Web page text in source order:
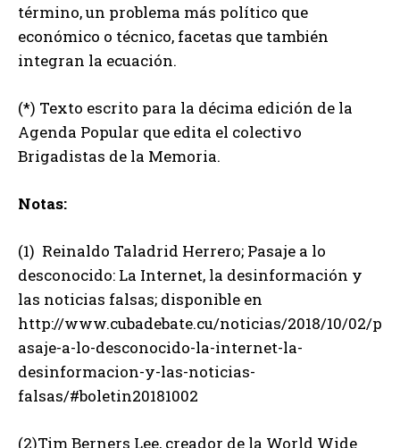
término, un problema más político que
económico o técnico, facetas que también
integran la ecuación.
(*) Texto escrito para la décima edición de la
Agenda Popular que edita el colectivo
Brigadistas de la Memoria.
Notas:
(1) Reinaldo Taladrid Herrero; Pasaje a lo
desconocido: La Internet, la desinformación y
las noticias falsas; disponible en
http://www.cubadebate.cu/noticias/2018/10/02/p
asaje-a-lo-desconocido-la-internet-la-
desinformacion-y-las-noticias-
falsas/#boletin20181002
(2)Tim Berners Lee, creador de la World Wide